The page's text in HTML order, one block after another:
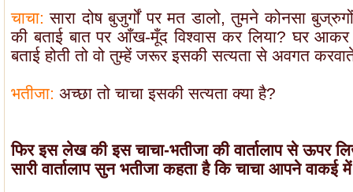
चाचा:सारा दोष बुजुर्गों पर मत डालो, तुमने कोनसा
की बताई बात पर आँख-मूँद विश्वास कर लिया? घर आकर
बताई होती तो वो तुम्हें जरूर इसकी सत्यता से अवगत
भतीजा: अच्छा तो चाचा इसकी सत्यता क्या है?
फिर इस लेख की इस चाचा-भतीजा की वार्तालाप से ऊपर
सारी वार्तालाप सुन भतीजा कहता है कि चाचा आपने वाकई